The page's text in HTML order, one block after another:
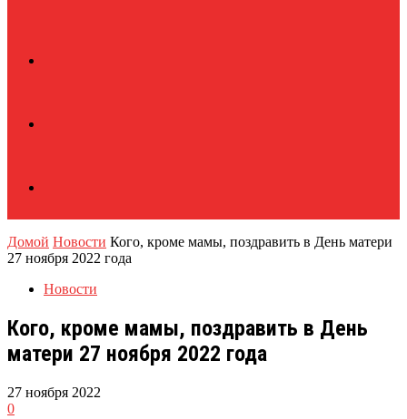
Домой Новости Кого, кроме мамы, поздравить в День матери
27 ноября 2022 года
Новости
Кого, кроме мамы, поздравить в День
матери 27 ноября 2022 года
27 ноября 2022
0